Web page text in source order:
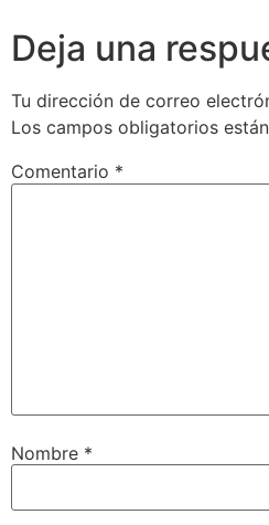
Deja una
Tu dirección de correo
Los campos obligatorios
Comentario *
Nombre *